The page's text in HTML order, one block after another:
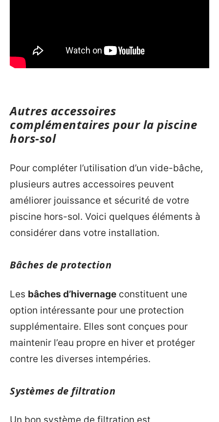
Autres accessoires
complémentaires pour la piscine
hors-sol
Pour compléter l’utilisation d’un vide-bâche,
plusieurs autres accessoires peuvent
améliorer jouissance et sécurité de votre
piscine hors-sol. Voici quelques éléments à
considérer dans votre installation.
Bâches de protection
Les bâches d’hivernage constituent une
option intéressante pour une protection
supplémentaire. Elles sont conçues pour
maintenir l’eau propre en hiver et protéger
contre les diverses intempéries.
Systèmes de filtration